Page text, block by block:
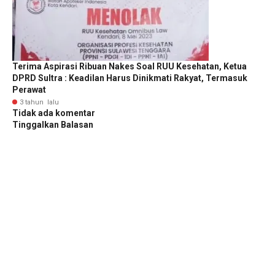
Terima Aspirasi Ribuan Nakes Soal RUU Kesehatan, Ketua
DPRD Sultra : Keadilan Harus Dinikmati Rakyat, Termasuk
Perawat
3 tahun lalu
Tidak ada komentar
Tinggalkan Balasan